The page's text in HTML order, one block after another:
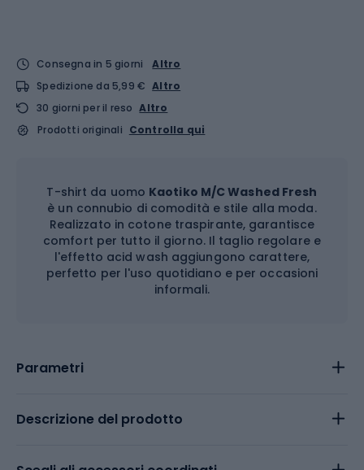
Consegna in 5 giorni
Altro
Spedizione da 5,99 € Altro
30 giorni per il reso Altro
Prodotti originali Controlla qui
T-shirt da uomo Kaotiko M/C Washed Fresh
è un connubio di comodità e stile alla moda.
Realizzato in cotone traspirante, garantisce
comfort per tutto il giorno. Il taglio regolare e
l'effetto acid wash aggiungono carattere,
perfetto per l'uso quotidiano e per occasioni
informali.
Parametri
Descrizione del prodotto